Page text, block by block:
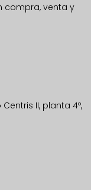
compra, venta y
II, planta 4º,